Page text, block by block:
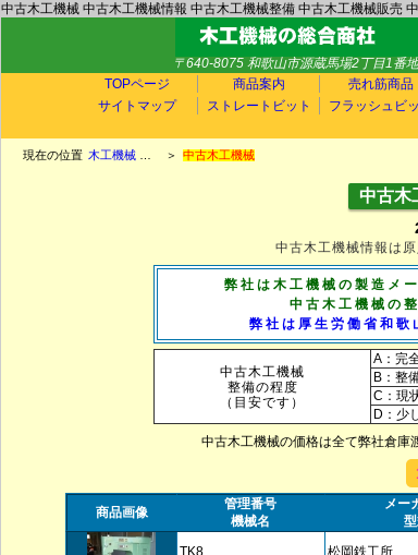
中古木工機械 中古木工機械情報 中古木工機械整備 中古木工機械販売
〒640-8075 和歌山市源蔵馬場2丁目1番地
TOPページ
商品案内 売れ筋商品
サイトマップ
ストレートビット フラッシュビ
現在の位置 ＞ 中古木工機械
中古木
中古木工機械情報は
弊社は木工機械の製造メ
中古木工機械の
弊社は厚生労働省和歌
中古木工機械
整備の程度
（目安です）
A：完
B：整
C：現
D：少
中古木工機械の価格は全て弊社倉庫
商品画像
管理番号 メー
機械名
TK8
松岡鉄工所